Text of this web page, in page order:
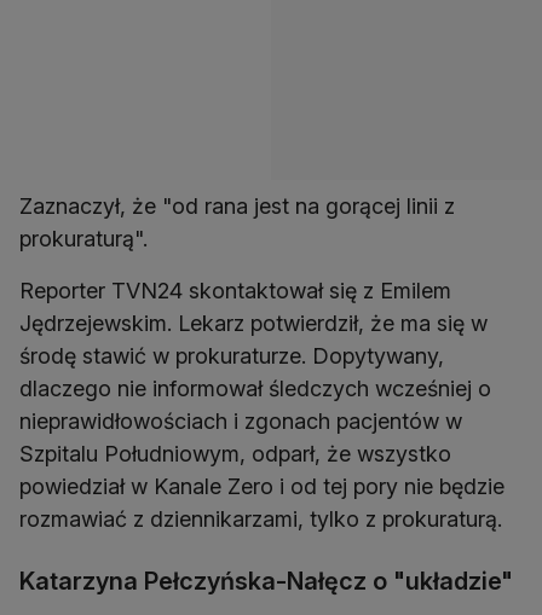
Zaznaczył, że "od rana jest na gorącej linii z
prokuraturą".
Reporter TVN24 skontaktował się z Emilem
Jędrzejewskim. Lekarz potwierdził, że ma się w
środę stawić w prokuraturze. Dopytywany,
dlaczego nie informował śledczych wcześniej o
nieprawidłowościach i zgonach pacjentów w
Szpitalu Południowym, odparł, że wszystko
powiedział w Kanale Zero i od tej pory nie będzie
rozmawiać z dziennikarzami, tylko z prokuraturą.
Katarzyna Pełczyńska-Nałęcz o "układzie"